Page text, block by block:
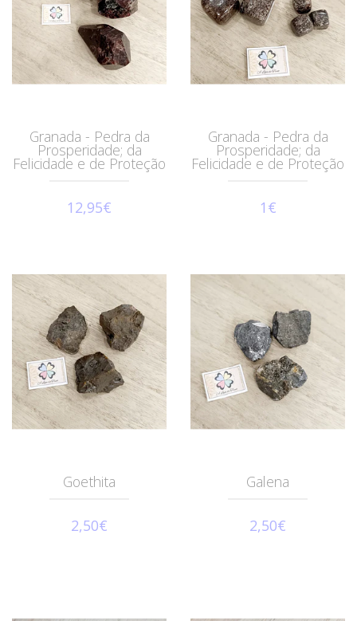
Granada - Pedra da
Prosperidade; da
Felicidade e de Proteção
12,95€
Granada - Pedra da
Prosperidade; da
Felicidade e de Proteção
1€
Goethita
2,50€
Galena
2,50€